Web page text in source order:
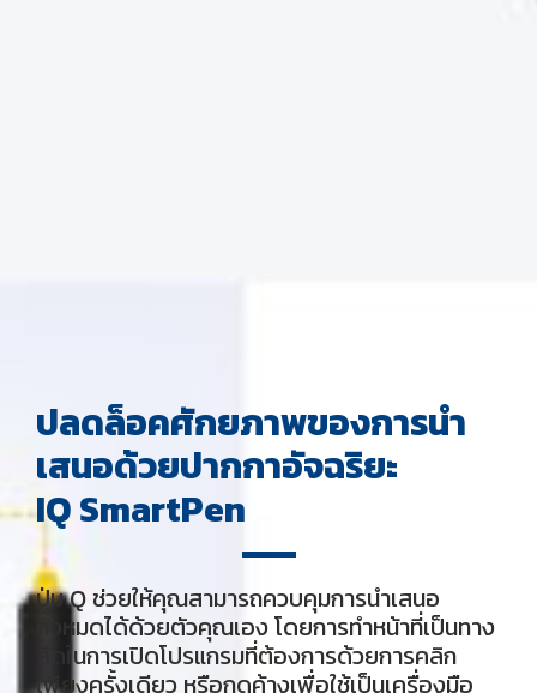
ปลดล็อคศักยภาพของการนำ
เสนอด้วยปากกาอัจฉริยะ
IQ SmartPen
ปุ่ม Q ช่วยให้คุณสามารถควบคุมการนำเสนอ
ทั้งหมดได้ด้วยตัวคุณเอง โดยการทำหน้าที่เป็นทาง
ลัดในการเปิดโปรแกรมที่ต้องการด้วยการคลิก
เพียงครั้งเดียว หรือกดค้างเพื่อใช้เป็นเครื่องมือ